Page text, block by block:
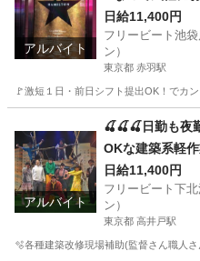
アルバイト
日給11,400円
フリービート池
ン）
東京都 赤羽駅
🚩激短１日・前日シフト提出OK
赤羽駅 建築
アルバイト
🍒🍒🍒日勤も夜
OKな建築系軽
日給11,400円
フリービート下
ン）
東京都 高井戸駅
🫧各種建築改修現場補助(監督さん職人さ